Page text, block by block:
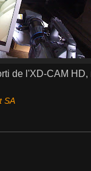
de l'XD-CAM HD,
SA